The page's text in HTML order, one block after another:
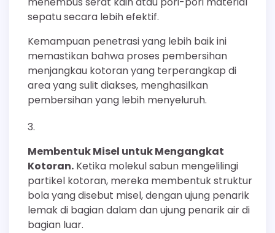
sepatu secara lebih efektif.
Kemampuan penetrasi yang lebih baik ini
memastikan bahwa proses pembersihan
menjangkau kotoran yang terperangkap di
area yang sulit diakses, menghasilkan
pembersihan yang lebih menyeluruh.
Membentuk Misel untuk Mengangkat
Kotoran. Ketika molekul sabun mengelilingi
partikel kotoran, mereka membentuk struktur
bola yang disebut misel, dengan ujung penarik
lemak di bagian dalam dan ujung penarik air di
bagian luar.